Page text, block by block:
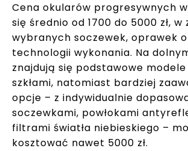
Cena okularów progresywnych
się średnio od 1700 do 5000 zł, w
wybranych soczewek, oprawek
technologii wykonania. Na
znajdują się podstawowe
szkłami, natomiast bardziej
opcje – z indywidualnie
soczewkami, powłokami
filtrami światła niebieskiego –
kosztować nawet 5000 zł.